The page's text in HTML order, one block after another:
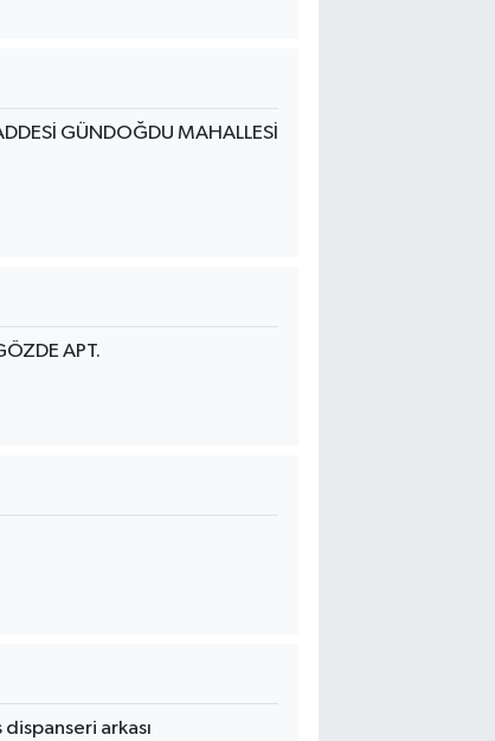
GÜNDOĞDU MAHALLESİ
APT.
dispanseri arkası